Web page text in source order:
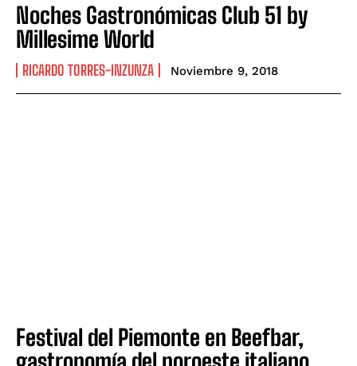
Noches Gastronómicas Club 51 by
Millesime World
RICARDO TORRES-INZUNZA Noviembre 9, 2018
Festival del Piemonte en Beefbar,